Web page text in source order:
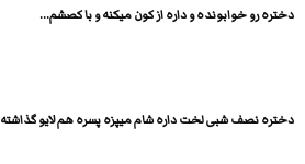
دختره رو خوابونده و داره از کون میکنه و با کصشم...
دختره نصف شبی لخت داره شام میپزه پسره هم لایو گذاشته